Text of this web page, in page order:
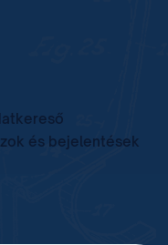
és bejelentések